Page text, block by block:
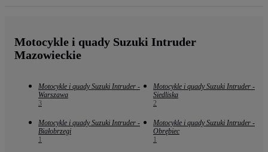
Motocykle i quady Suzuki Intruder
Mazowieckie
Motocykle i quady Suzuki Intruder -
Warszawa
3
Motocykle i quady Suzuki Intruder -
Siedliska
2
Motocykle i quady Suzuki Intruder -
Białobrzegi
1
Motocykle i quady Suzuki Intruder -
Obrębiec
1